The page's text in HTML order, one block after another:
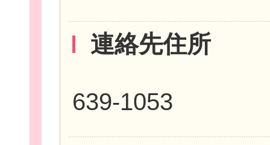
連絡先住所
639-1053